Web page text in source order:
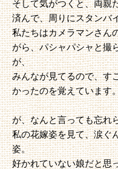
そして気がつくと、両親
済んで、周りにスタンバ
私たちはカメラマンさん
がら、パシャパシャと撮
が、
みんなが見てるので、す
かったのを覚えています
が、なんと言っても忘れ
私の花嫁姿を見て、涙ぐ
姿。
好かれていない娘だと思